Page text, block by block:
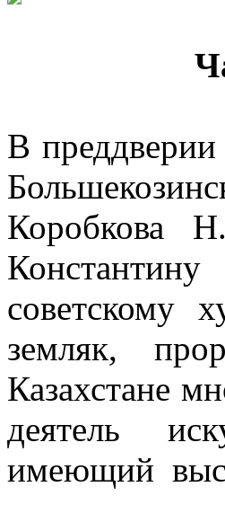
В
Коробкова
советскому
земляк,
Казахстане
деятель
имеющий